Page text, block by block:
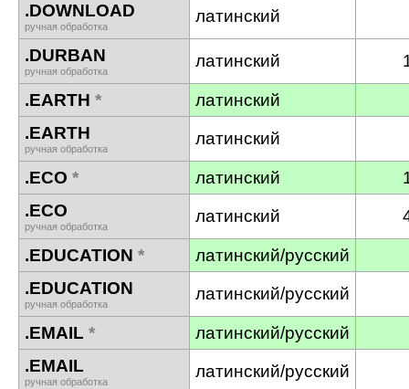
.DOWNLOAD
ручная обработка
латинский
.DURBAN
ручная обработка
латинский
.EARTH *
латинский
.EARTH
ручная обработка
латинский
.ECO * латинский
.ECO
ручная обработка
латинский
.EDUCATION *
латинский/русский
.EDUCATION
ручная обработка
латинский/русский
.EMAIL *
латинский/русский
.EMAIL
ручная обработка
латинский/русский